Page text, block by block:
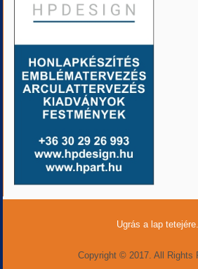
Ugrás a lap tetejére.
Copyright © 2017. All Rights